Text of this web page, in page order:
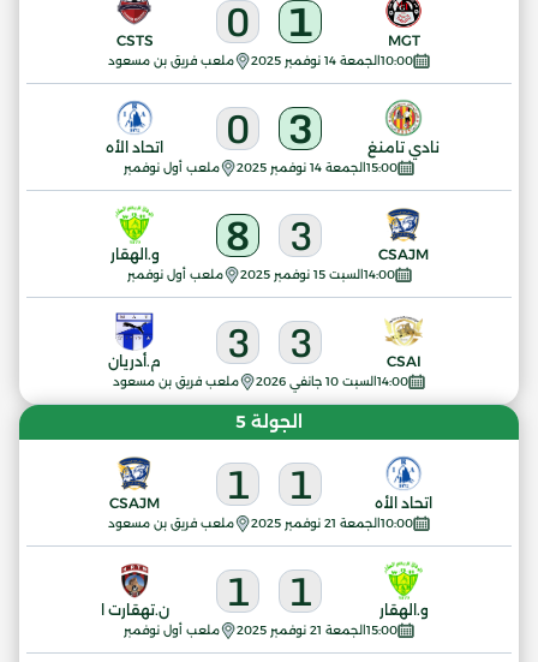
10:00الجمعة 14 نوفمبر 2025 ملعب فريق بن مسعود
MGT
1
0
CSTS
15:00الجمعة 14 نوفمبر 2025 ملعب أول نوفمبر
نادي تامنغ 3
0 اتحاد الأه
14:00السبت 15 نوفمبر 2025 ملعب أول نوفمبر
CSAJM
3
8 و.الهقار
14:00السبت 10 جانفي 2026 ملعب فريق بن مسعود
CSAI
3
3 م.أدريان
الجولة 5
10:00الجمعة 21 نوفمبر 2025 ملعب فريق بن مسعود
اتحاد الأه 1
1
CSAJM
15:00الجمعة 21 نوفمبر 2025 ملعب أول نوفمبر
و.الهقار 1
1 ن.تهقارت ا